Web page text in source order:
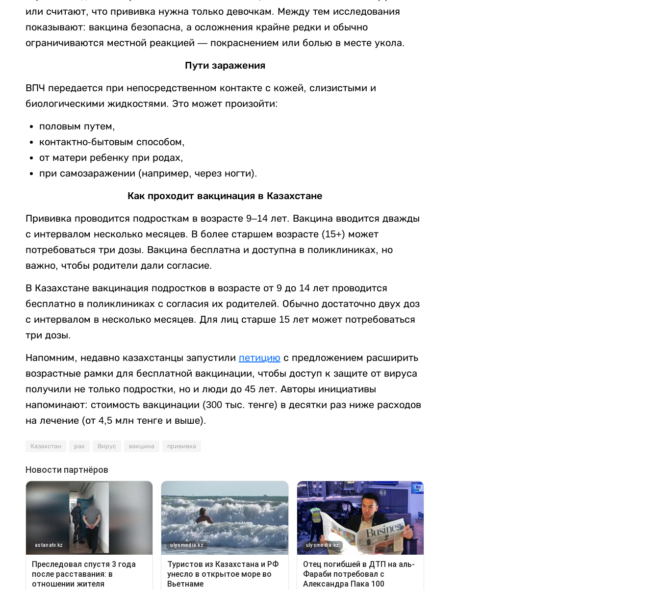
или считают, что прививка нужна только девочкам. Между тем исследования
показывают: вакцина безопасна, а осложнения крайне редки и обычно
ограничиваются местной реакцией — покраснением или болью в месте укола.
Пути заражения
ВПЧ передается при непосредственном контакте с кожей, слизистыми и
биологическими жидкостями. Это может произойти:
половым путем,
контактно-бытовым способом,
от матери ребенку при родах,
при самозаражении (например, через ногти).
Как проходит вакцинация в Казахстане
Прививка проводится подросткам в возрасте 9–14 лет. Вакцина вводится дважды
с интервалом несколько месяцев. В более старшем возрасте (15+) может
потребоваться три дозы. Вакцина бесплатна и доступна в поликлиниках, но
важно, чтобы родители дали согласие.
В Казахстане вакцинация подростков в возрасте от 9 до 14 лет проводится
бесплатно в поликлиниках с согласия их родителей. Обычно достаточно двух доз
с интервалом в несколько месяцев. Для лиц старше 15 лет может потребоваться
три дозы.
Напомним, недавно казахстанцы запустили петицию с предложением расширить
возрастные рамки для бесплатной вакцинации, чтобы доступ к защите от вируса
получили не только подростки, но и люди до 45 лет. Авторы инициативы
напоминают: стоимость вакцинации (300 тыс. тенге) в десятки раз ниже расходов
на лечение (от 4,5 млн тенге и выше).
Казахстан рак Вирус вакцина прививка